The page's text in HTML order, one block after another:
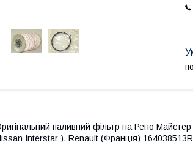
паливний фільтр на Рено
Interstar ). Renault (Франція) 164038513R